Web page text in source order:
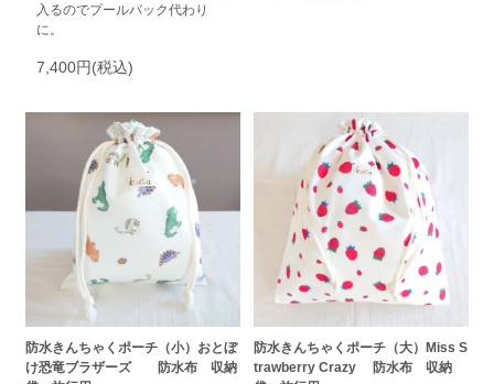
入るのでプールバック代わり
に。
7,400円(税込)
防水きんちゃくポーチ（小）おとぼ
け恐竜ブラザーズ 防水布 収納
防水きんちゃくポーチ（大）Miss S
trawberry Crazy 防水布 収納